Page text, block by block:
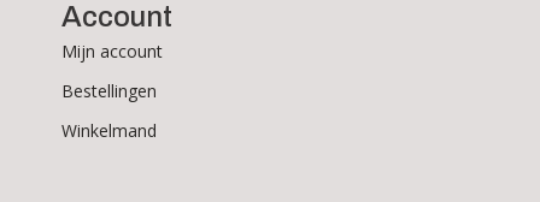
Account
Mijn account
Bestellingen
Winkelmand